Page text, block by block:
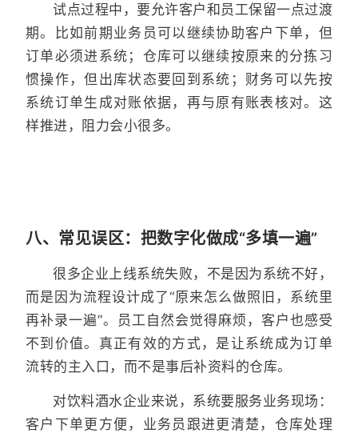
试点过程中，要允许客户和员工保留一点过渡
期。比如前期业务员可以继续协助客户下单，但
订单必须进系统；仓库可以继续按原来的分拣习
惯操作，但出库状态要回到系统；财务可以先按
系统订单生成对账依据，再与原有账表核对。这
样推进，阻力会小很多。
八、常见误区：把数字化做成“多填一遍”
很多企业上线系统失败，不是因为系统不好，
而是因为流程设计成了“原来怎么做照旧，系统里
再补录一遍”。员工自然会觉得麻烦，客户也感受
不到价值。真正有效的方式，是让系统成为订单
流转的主入口，而不是事后补资料的仓库。
对饮料酒水企业来说，系统要服务业务现场：
客户下单更方便，业务员跟进更清楚，仓库处理